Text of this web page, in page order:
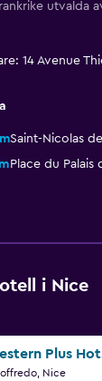
utvalda
14 Avenue
i Nice
Nice